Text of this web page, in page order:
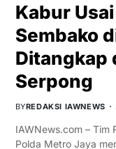
Kabur
Sembako
Ditangkap
Serpong
BYREDAKSI IAWNEWS
IAWNews.com – Tim
Polda Metro Jaya